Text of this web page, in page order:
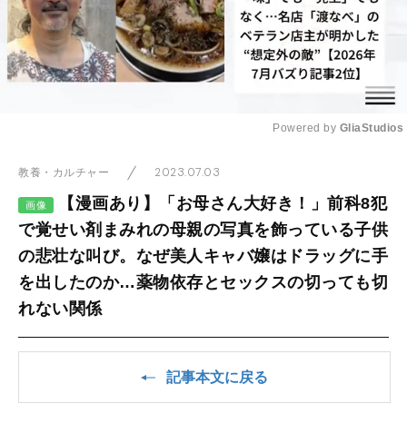
Powered by GliaStudios
教養・カルチャー 2023.07.03
画像
【漫画あり】「お母さん大好き！」前科8犯
で覚せい剤まみれの母親の写真を飾っている子供
の悲壮な叫び。なぜ美人キャバ嬢はドラッグに手
を出したのか…薬物依存とセックスの切っても切
れない関係
記事本文に戻る